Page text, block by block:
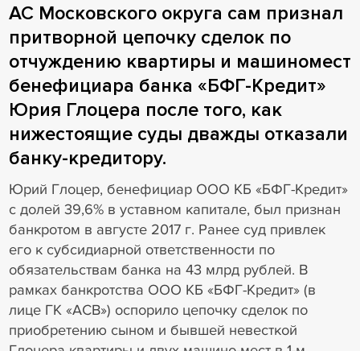
АС Московского округа сам признал
притворной цепочку сделок по
отчуждению квартиры и машиномест
бенефициара банка «БФГ-Кредит»
Юрия Глоцера после того, как
нижестоящие суды дважды отказали
банку-кредитору.
Юрий Глоцер, бенефициар ООО КБ «БФГ-Кредит»
с долей 39,6% в уставном капитале, был признан
банкротом в августе 2017 г. Ранее суд привлек
его к субсидиарной ответственности по
обязательствам банка на 43 млрд рублей. В
рамках банкротства ООО КБ «БФГ-Кредит» (в
лице ГК «АСВ») оспорило цепочку сделок по
приобретению сыном и бывшей невесткой